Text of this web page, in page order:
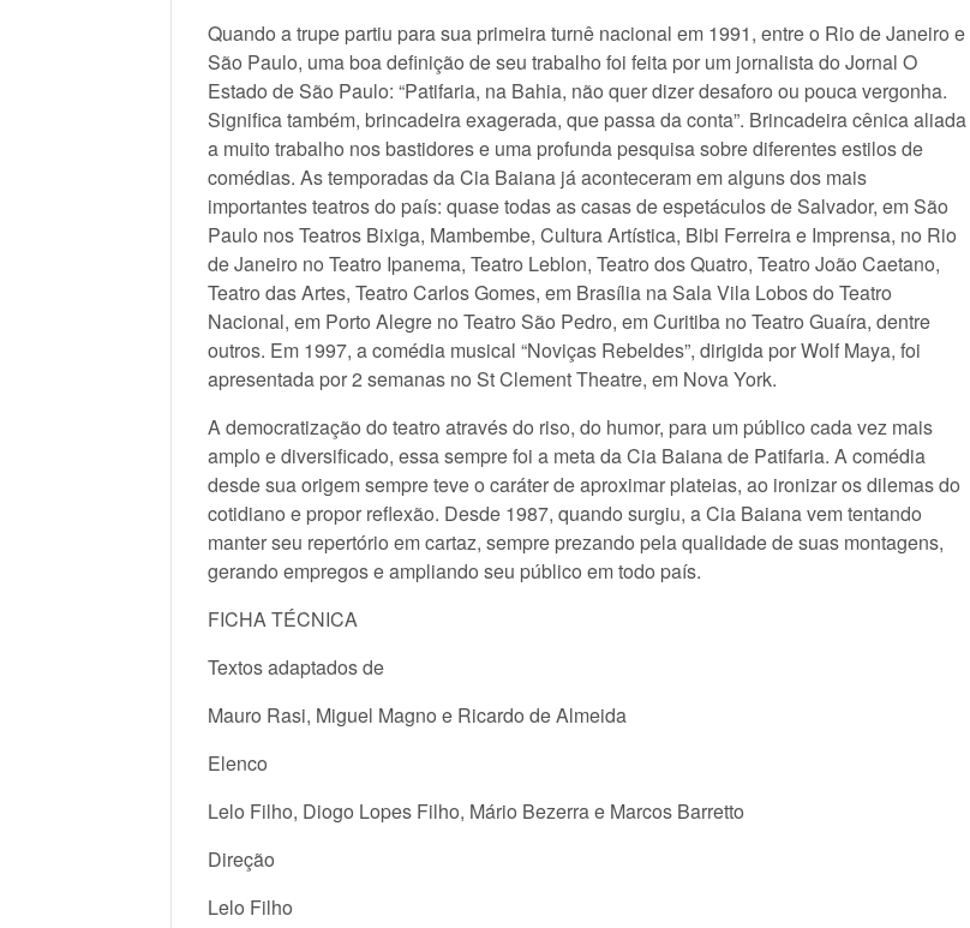
Quando a trupe partiu para sua primeira turnê nacional em 1991, entre o Rio de Janeiro e
São Paulo, uma boa definição de seu trabalho foi feita por um jornalista do Jornal O
Estado de São Paulo: “Patifaria, na Bahia, não quer dizer desaforo ou pouca vergonha.
Significa também, brincadeira exagerada, que passa da conta”. Brincadeira cênica aliada
a muito trabalho nos bastidores e uma profunda pesquisa sobre diferentes estilos de
comédias. As temporadas da Cia Baiana já aconteceram em alguns dos mais
importantes teatros do país: quase todas as casas de espetáculos de Salvador, em São
Paulo nos Teatros Bixiga, Mambembe, Cultura Artística, Bibi Ferreira e Imprensa, no Rio
de Janeiro no Teatro Ipanema, Teatro Leblon, Teatro dos Quatro, Teatro João Caetano,
Teatro das Artes, Teatro Carlos Gomes, em Brasília na Sala Vila Lobos do Teatro
Nacional, em Porto Alegre no Teatro São Pedro, em Curitiba no Teatro Guaíra, dentre
outros. Em 1997, a comédia musical “Noviças Rebeldes”, dirigida por Wolf Maya, foi
apresentada por 2 semanas no St Clement Theatre, em Nova York.
A democratização do teatro através do riso, do humor, para um público cada vez mais
amplo e diversificado, essa sempre foi a meta da Cia Baiana de Patifaria. A comédia
desde sua origem sempre teve o caráter de aproximar plateias, ao ironizar os dilemas do
cotidiano e propor reflexão. Desde 1987, quando surgiu, a Cia Baiana vem tentando
manter seu repertório em cartaz, sempre prezando pela qualidade de suas montagens,
gerando empregos e ampliando seu público em todo país.
FICHA TÉCNICA
Textos adaptados de
Mauro Rasi, Miguel Magno e Ricardo de Almeida
Elenco
Lelo Filho, Diogo Lopes Filho, Mário Bezerra e Marcos Barretto
Direção
Lelo Filho